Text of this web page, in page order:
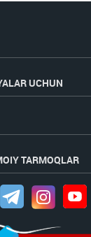
UCHUN
TARMOQLAR